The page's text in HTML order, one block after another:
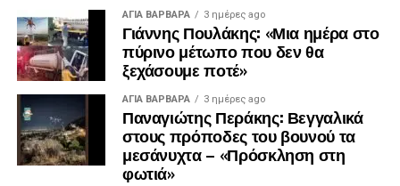
ΑΓΙΑ ΒΑΡΒΑΡΑ 3 ημέρες ago
Γιάννης Πουλάκης: «Μια ημέρα στο
πύρινο μέτωπο που δεν θα
ξεχάσουμε ποτέ»
ΑΓΙΑ ΒΑΡΒΑΡΑ 3 ημέρες ago
Παναγιώτης Περάκης: Βεγγαλικά
στους πρόποδες του βουνού τα
μεσάνυχτα – «Πρόσκληση στη
φωτιά»